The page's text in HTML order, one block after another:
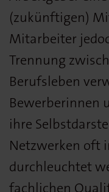
(zukünftigen)
Mitarbeiter
Trennung
Berufsleben
Bewerberinnen
ihre
Netzwerken oft
durchleuchtet
fachlichen